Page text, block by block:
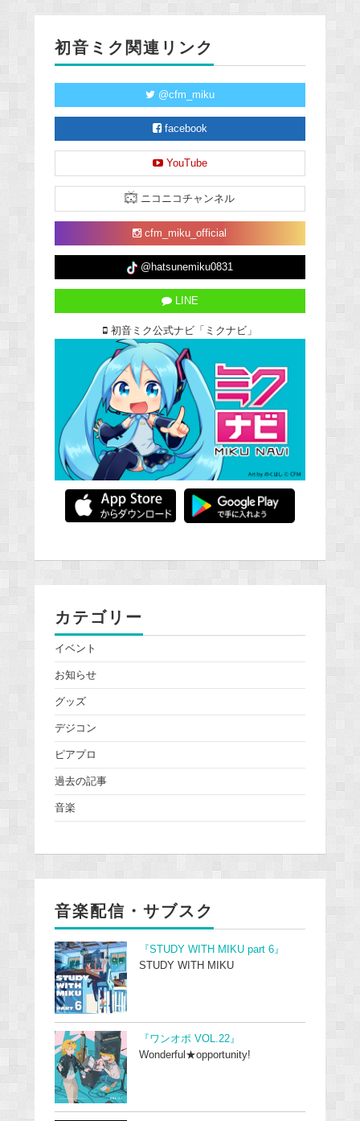
初音ミク関連リンク
@cfm_miku
facebook
YouTube
ニコニコチャンネル
cfm_miku_official
@hatsunemiku0831
LINE
初音ミク公式ナビ「ミクナビ」
カテゴリー
イベント
お知らせ
グッズ
デジコン
ピアプロ
過去の記事
音楽
音楽配信・サブスク
『STUDY WITH MIKU part 6』
STUDY WITH MIKU
『ワンオポ VOL.22』
Wonderful★opportunity!